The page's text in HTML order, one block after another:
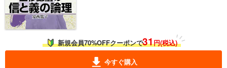
新規会員70%OFFクーポンで31円(税込)
今すぐ購入